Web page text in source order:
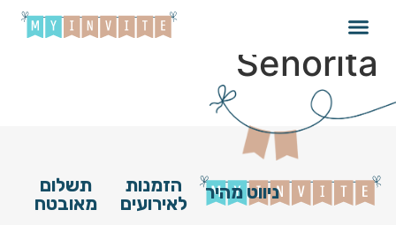
Shawn Mende –
Señorita
ניווט מהיר
הזמנות
לאירועים
תשלום
מאובטח